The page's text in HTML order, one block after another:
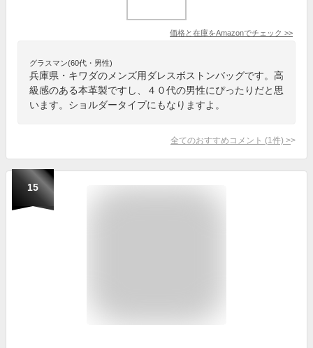
価格と在庫をAmazonでチェック >>
グラスマン(60代・男性)
兵庫県・キワダのメンズ用ダレスボストンバッグです。高
級感のある本革製ですし、４０代の男性にぴったりだと思
います。ショルダータイプにもなりますよ。
全てのおすすめコメント (1 件) >
15